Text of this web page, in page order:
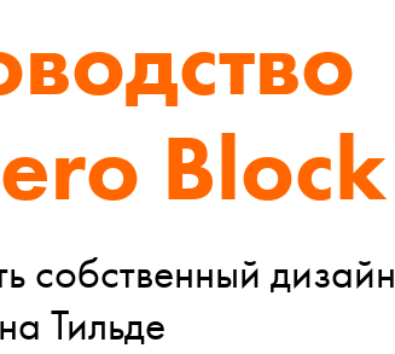
Block
собственный дизайн
Тильде